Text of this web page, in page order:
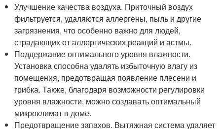
Улучшение качества воздуха. Приточный воздух
фильтруется, удаляются аллергены, пыль и другие
загрязнения, что особенно важно для людей,
страдающих от аллергических реакций и астмы.
Поддержание оптимального уровня влажности.
Установка способна удалять избыточную влагу из
помещения, предотвращая появление плесени и
грибка. Также, благодаря возможности регулировки
уровня влажности, можно создавать оптимальный
микроклимат в доме.
Предотвращение запахов. Вытяжная система удаляет